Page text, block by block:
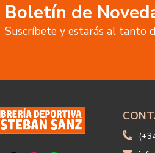
Boletín de
Suscríbete y estarás al tanto